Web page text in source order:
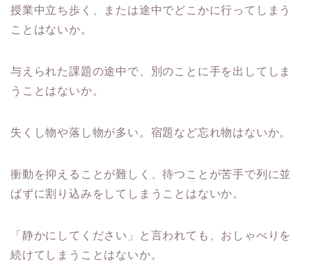
授業中立ち歩く、または途中でどこかに行ってしまう
ことはないか。
与えられた課題の途中で、別のことに手を出してしま
うことはないか。
失くし物や落し物が多い。宿題など忘れ物はないか。
衝動を抑えることが難しく、待つことが苦手で列に並
ばずに割り込みをしてしまうことはないか。
「静かにしてください」と言われても、おしゃべりを
続けてしまうことはないか。